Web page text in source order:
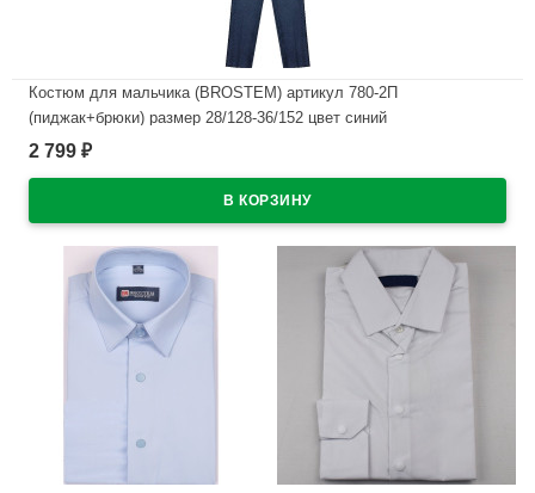
Костюм для мальчика (BROSTEM) артикул 780-2П
(пиджак+брюки) размер 28/128-36/152 цвет синий
В наличии
2 799 ₽